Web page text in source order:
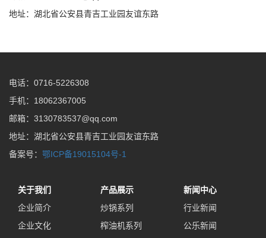
地址：湖北省公安县青吉工业园友谊东路
电话：0716-5226308
手机：18062367005
邮箱：3130783537@qq.com
地址：湖北省公安县青吉工业园友谊东路
备案号： 鄂ICP备19015104号-1
关于我们
企业简介
企业文化
产品展示
炒锅系列
榨油机系列
新闻中心
行业新闻
公乐新闻